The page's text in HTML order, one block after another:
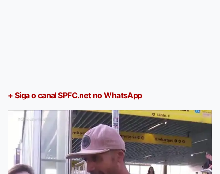
+ Siga o canal SPFC.net no WhatsApp